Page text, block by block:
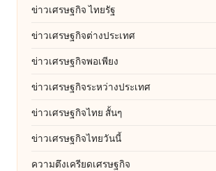
ข่าวเศรษฐกิจ ไทยรัฐ
ข่าวเศรษฐกิจต่างประเทศ
ข่าวเศรษฐกิจพอเพียง
ข่าวเศรษฐกิจระหว่างประเทศ
ข่าวเศรษฐกิจไทย สั้นๆ
ข่าวเศรษฐกิจไทยวันนี้
ความตึงเครียดเศรษฐกิจ